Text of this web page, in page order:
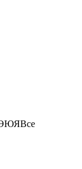
ЮЯВсе